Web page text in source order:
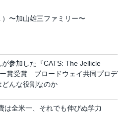
）〜加山雄三ファミリー〜
参加した『CATS: The Jellicle
賞受賞 ブロードウェイ共同プロデ
どんな役割なのか
は全米一、それでも伸びぬ学力